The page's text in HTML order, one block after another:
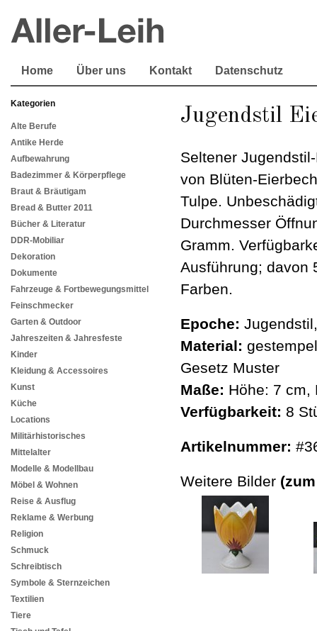
Home Über uns Kontakt Datenschutz
Kategorien
Alte Berufe
Antike Herde
Aufbewahrung
Badezimmer & Körperpflege
Braut & Bräutigam
Bread & Butter 2011
Bücher & Literatur
DDR-Mobiliar
Dekoration
Dokumente
Fahrzeuge & Fortbewegungsmittel
Feinschmecker
Garten & Outdoor
Jahreszeiten & Jahresfeste
Kinder
Kleidung & Accessoires
Kunst
Küche
Locations
Militärhistorisches
Mittelalter
Modelle & Modellbau
Möbel & Wohnen
Reise & Ausflug
Reklame & Werbung
Religion
Schmuck
Schreibtisch
Symbole & Sternzeichen
Textilien
Tiere
Jugendstil
Seltener
von Blüten-
Tulpe.
Durchmesser
Gramm.
Ausführung; davon
Farben.
Epoche:
Material:
Gesetz Muster
Maße: Höhe: 7 cm,
Verfügbarkeit: 8
Artikelnummer:
Weitere Bilder